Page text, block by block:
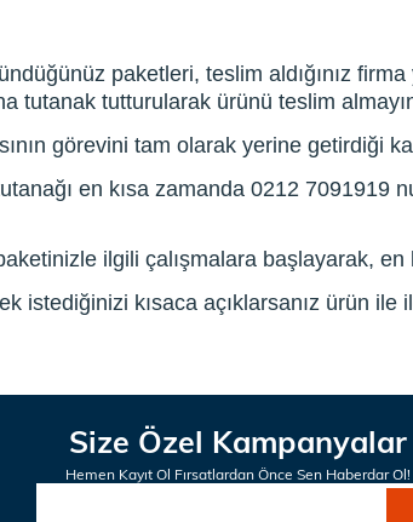
paketleri, teslim aldığınız
tutanak tutturularak ürünü teslim
görevini tam olarak yerine getirdiği
en kısa zamanda 0212 7091919
ilgili çalışmalara başlayarak, en
kısaca açıklarsanız ürün ile
Size Özel Kampanyalar
Hemen Kayıt Ol Fırsatlardan Önce Sen Haberdar Ol!